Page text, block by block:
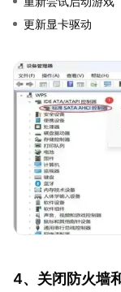
更新显卡驱动
4、关闭防火墙